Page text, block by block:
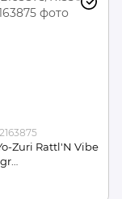
Zuri Rattl'N Vibe
R1356-